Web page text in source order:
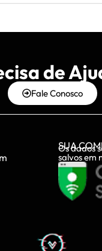
de
Fale Conosco
SUA
Os dados
salvos em